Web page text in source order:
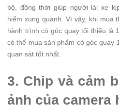
bộ, đồng thời giúp người lái xe
hiểm xung quanh.
Vì vậy, khi mua
hành trình có góc quay tối thiểu là
có thể mua sản phẩm có góc quay
quan sát tốt nhất.
3. Chip và cảm
ảnh của camera